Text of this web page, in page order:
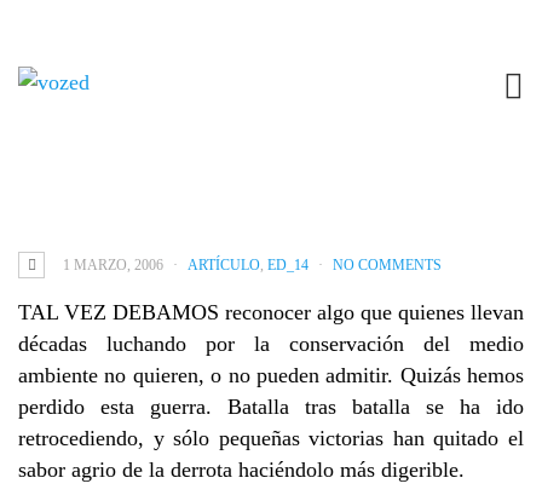
1 MARZO, 2006 ARTÍCULO, ED_14 NO COMMENTS
TAL VEZ DEBAMOS reconocer algo que quienes llevan
décadas luchando por la conservación del medio
ambiente no quieren, o no pueden admitir. Quizás hemos
perdido esta guerra. Batalla tras batalla se ha ido
retrocediendo, y sólo pequeñas victorias han quitado el
sabor agrio de la derrota haciéndolo más digerible.